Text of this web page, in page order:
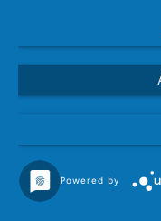
0511 - 27 96
Powered by